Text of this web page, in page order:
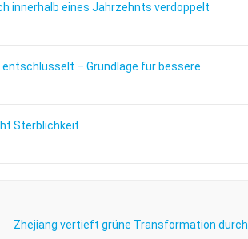
innerhalb eines Jahrzehnts verdoppelt
– Grundlage für bessere
Sterblichkeit
Zhejiang vertieft grüne Transformation durch